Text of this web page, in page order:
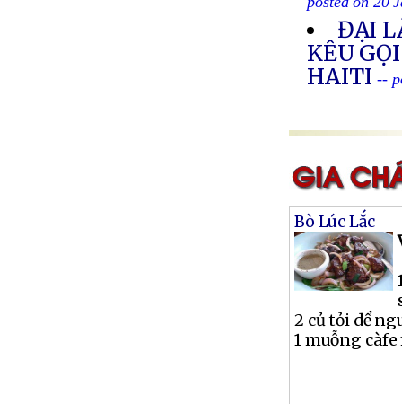
posted on 20
ĐẠI
KÊU
HAITI--
Bò Lúc Lắc
2 củ tỏi dể
1 muỗng